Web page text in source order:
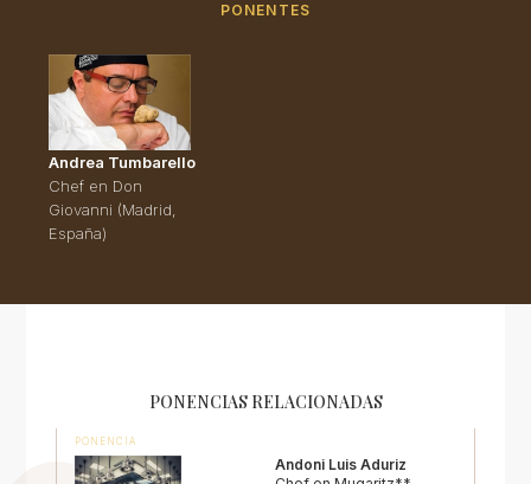
PONENTES
Andrea Tumbarello
Chef en Don
Giovanni (Madrid,
España)
PONENCIAS RELACIONADAS
PONENCIA
Andoni Luis Aduriz